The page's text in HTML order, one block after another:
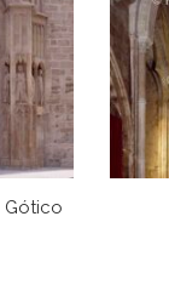
Gótico